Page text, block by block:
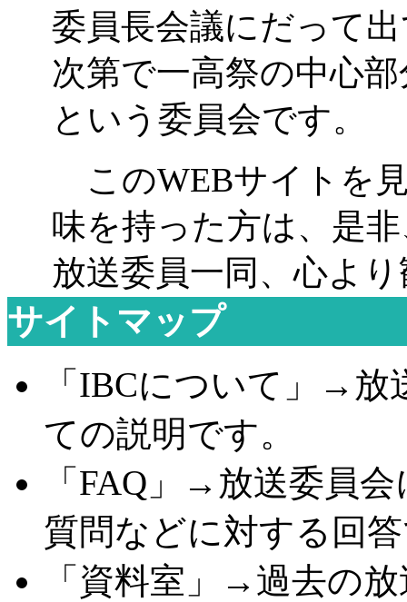
委員長会議にだって
次第で一高祭の中心
という委員会です。
このWEBサイトを
味を持った方は、是
放送委員一同、心よ
サイトマップ
「 IBCについて」 → 放
ての説明です。
「 FAQ 」 → 放送委員
質問などに対する回
「資料室」
→ 過去の